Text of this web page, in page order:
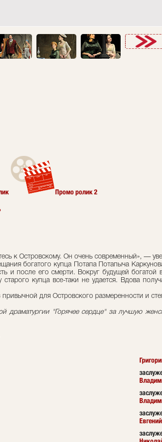
Промо ролик 2
к Островскому. Он очень современный», —
богатого купца Потапа Потапыча
и после его смерти. Вокруг будущей
купца все-таки не удается. Вдова
для Островского размеренности и
драматургии "Горячее сердце" за лучшую